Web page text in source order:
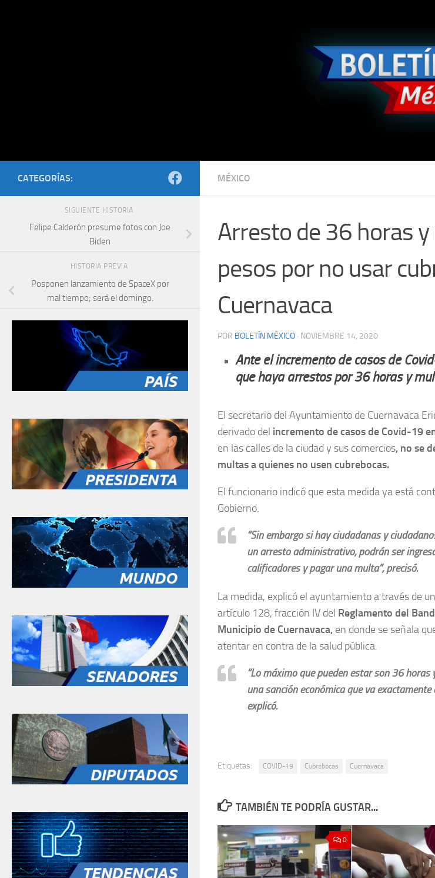
MÉXICO
Arresto de 36 horas
pesos por no usar
Cuernavaca
POR BOLETÍN MÉXICO · NOVIEMBRE 14, 2020
Ante el incremento de casos de
que haya arrestos por 36 horas y
El secretario del Ayuntamiento de Cuernavaca
derivado del incremento de casos de Covid-19
en las calles de la ciudad y sus comercios, no se
multas a quienes no usen cubrebocas.
El funcionario indicó que esta medida ya está
Gobierno.
“Sin embargo si hay ciudadanas y
un arresto administrativo, podrán ser
calificadores y pagar una multa”, precisó.
La medida, explicó el ayuntamiento a través de
artículo 128, fracción IV del Reglamento del
Municipio de Cuernavaca, en donde se señala
atentar en contra de la salud pública.
“Lo máximo que pueden estar son 36
una sanción económica que va
explicó.
Etiquetas: COVID-19 Cubrebocas Cuernavaca
TAMBIÉN TE PODRÍA GUSTAR...
0
CATEGORÍAS:
SIGUIENTE HISTORIA
Felipe Calderón presume fotos con Joe
Biden
HISTORIA PREVIA
Posponen lanzamiento de SpaceX por
mal tiempo; será el domingo.